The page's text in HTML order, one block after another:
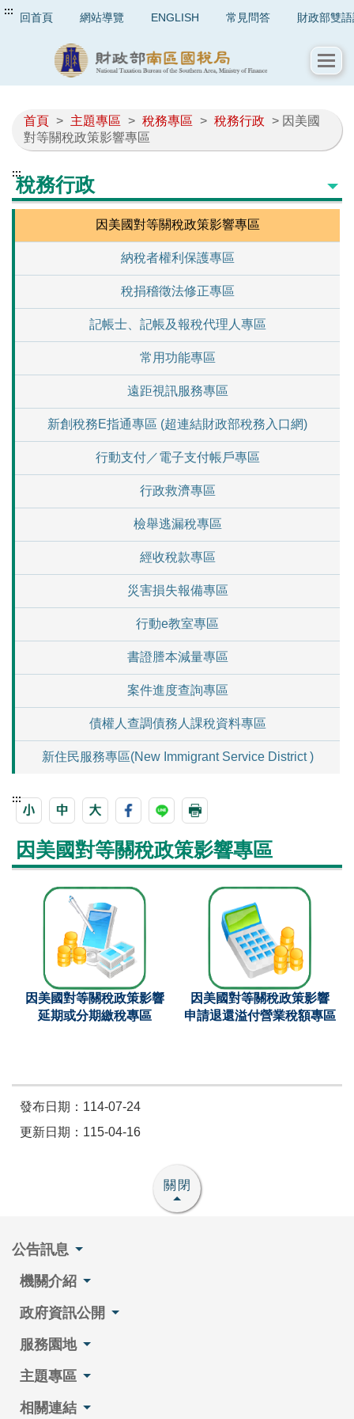
::: 回首頁 網站導覽 ENGLISH 常見問答 財政部雙
首頁 > 主題專區 > 稅務專區 > 稅務行政 > 因美國
對等關稅政策影響專區
:::稅務行政
因美國對等關稅政策影響專區
納稅者權利保護專區
稅捐稽徵法修正專區
記帳士、記帳及報稅代理人專區
常用功能專區
遠距視訊服務專區
新創稅務E指通專區 (超連結財政部稅務入口網)
行動支付／電子支付帳戶專區
行政救濟專區
檢舉逃漏稅專區
經收稅款專區
災害損失報備專區
行動e教室專區
書證謄本減量專區
案件進度查詢專區
債權人查調債務人課稅資料專區
新住民服務專區(New Immigrant Service District )
:::
因美國對等關稅政策影響專區
因美國對等關稅政策影響
延期或分期繳稅專區
因美國對等關稅政策影響
申請退還溢付營業稅額專區
發布日期：114-07-24
更新日期：115-04-16
關閉
公告訊息
機關介紹
政府資訊公開
服務園地
主題專區
相關連結